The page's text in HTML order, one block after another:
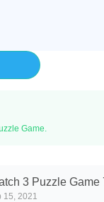
Game.
3 Puzzle Game
15, 2021